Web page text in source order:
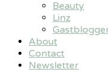
Beauty
Linz
About
Contact
Newsletter